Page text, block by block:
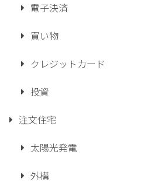
電子決済
買い物
クレジットカード
投資
注文住宅
太陽光発電
外構